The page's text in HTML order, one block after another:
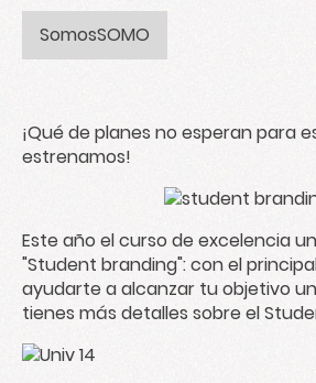
SomosSOMO
¡Qué de planes no esperan para
estrenamos!
Este año el curso de excelencia
"Student branding": con el
ayudarte a alcanzar tu objetivo
tienes más detalles sobre el